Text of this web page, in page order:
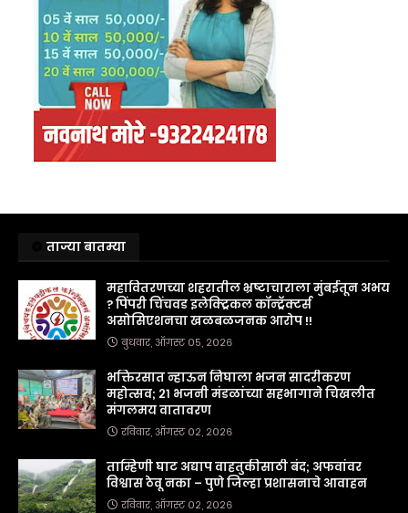
ताज्या बातम्या
महावितरणच्या शहरातील भ्रष्टाचाराला मुंबईतून अभय
? पिंपरी चिंचवड इलेक्ट्रिकल कॉन्ट्रॅक्टर्स
असोसिएशनचा खळबळजनक आरोप !!
बुधवार, ऑगस्ट ०५, २०२६
भक्तिरसात न्हाऊन निघाला भजन सादरीकरण
महोत्सव; २१ भजनी मंडळांच्या सहभागाने चिखलीत
मंगलमय वातावरण
रविवार, ऑगस्ट ०२, २०२६
ताम्हिणी घाट अद्याप वाहतुकीसाठी बंद; अफवांवर
विश्वास ठेवू नका – पुणे जिल्हा प्रशासनाचे आवाहन
रविवार, ऑगस्ट ०२, २०२६